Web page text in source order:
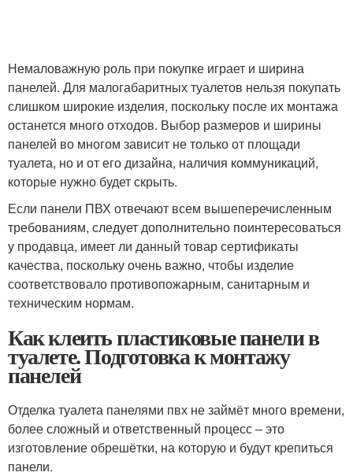
Немаловажную роль при покупке играет и ширина
панелей. Для малогабаритных туалетов нельзя покупать
слишком широкие изделия, поскольку после их монтажа
останется много отходов. Выбор размеров и ширины
панелей во многом зависит не только от площади
туалета, но и от его дизайна, наличия коммуникаций,
которые нужно будет скрыть.
Если панели ПВХ отвечают всем вышеперечисленным
требованиям, следует дополнительно поинтересоваться
у продавца, имеет ли данный товар сертификаты
качества, поскольку очень важно, чтобы изделие
соответствовало противопожарным, санитарным и
техническим нормам.
Как клеить пластиковые панели в
туалете. Подготовка к монтажу
панелей
Отделка туалета панелями пвх не займёт много времени,
более сложный и ответственный процесс – это
изготовление обрешётки, на которую и будут крепиться
панели.